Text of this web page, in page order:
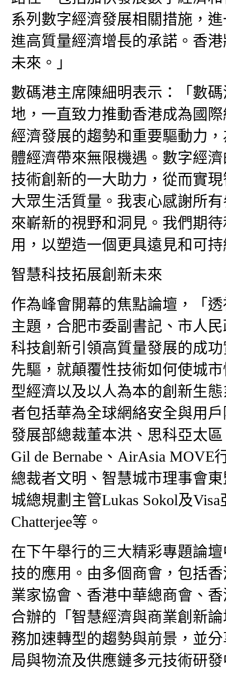
系列數字經濟發展相關措施，
進高質量經濟增長的承諾。香
未來。」
數碼港主席陳細明表示：「數
地，一直致力推動香港成為國
經濟發展的趨勢和重要驅動力
體經濟帶來無限機遇。數字經
技術創新的一大助力，從而實
大眾生活質量。我衷心感謝所
來嶄新的視野和洞見。我們期
用，以塑造一個更具遠見和可
智慧科技拓展創新未來
作為峰會開幕的焦點論壇，「
主題，合肥市委副書記、市人
科技創新引領高質量發展的成
先驅，就顛覆性技術如何使城
型經濟以及以人為本的創新生
者包括華為全球網絡安全與用
發展部總裁董本洪、思科亞太
Gil de Bernabe、AirAsia MOVE
總裁者文明、智慧城市理事會
城總規劃主管Lukas Sokol及
Chatterjee等。
在下午舉行的三大精彩專題論
技的應用。由多個商會，包括
業家協會、香港中華總商會、
合辦的「智慧經濟與商業創新
務加速轉型的趨勢與前景，並
局與物流及供應鏈多元技術研